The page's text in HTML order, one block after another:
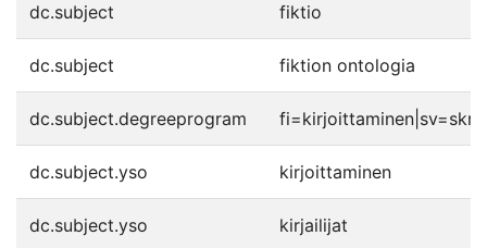
dc.subject fiktio
dc.subject fiktion ontologia
dc.subject.degreeprogram
dc.subject.yso kirjoittaminen
dc.subject.yso kirjailijat